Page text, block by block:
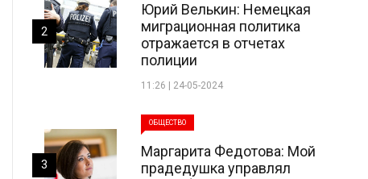
Юрий Велькин: Немецкая
миграционная политика
отражается в отчетах
полиции
11:26 | 24-05-2024
2
ОБЩЕСТВО
Маргарита Федотова: Мой
прадедушка управлял
3